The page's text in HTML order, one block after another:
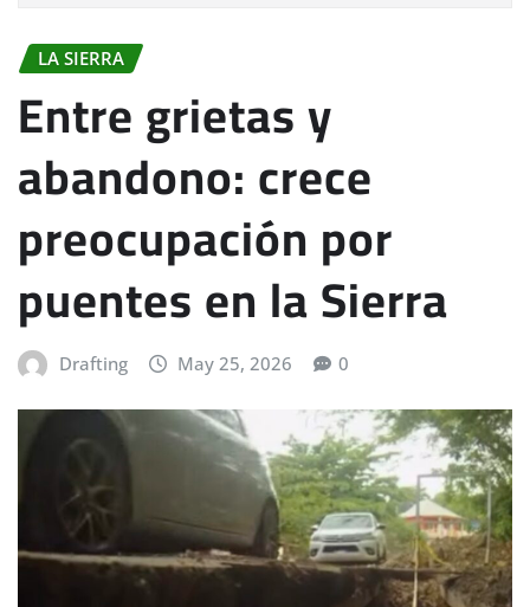
LA SIERRA
Entre grietas y
abandono: crece
preocupación por
puentes en la Sierra
Drafting May 25, 2026 0